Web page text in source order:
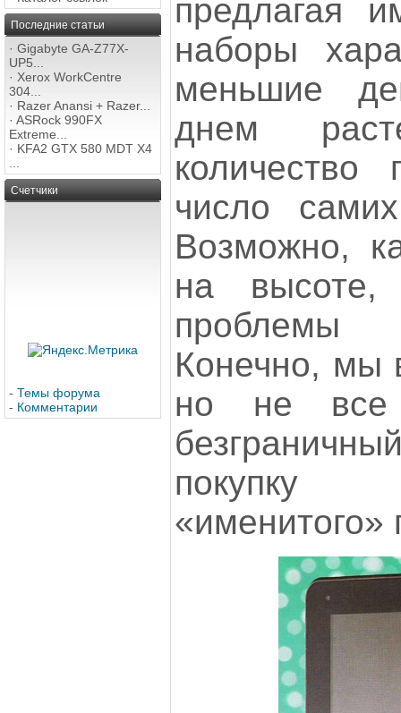
Последние статьи
· Gigabyte GA-Z77X-
UP5...
· Xerox WorkCentre
304...
· Razer Anansi + Razer...
· ASRock 990FX
Extreme...
· KFA2 GTX 580 MDT X4
Счетчики
- Темы форума
- Комментарии
предлагая
наборы
меньшие
днем
число
Возможно,
на высоте,
проблемы
Конечно, мы
но не
покупку
«именитого»